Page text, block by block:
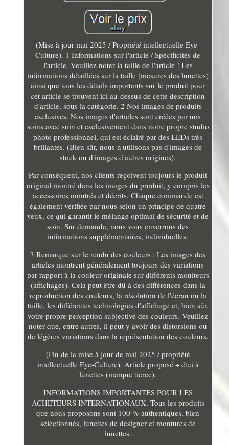
(Mise à jour mai 2025 / Propriété intellectuelle Eye-
Culture). 1 Informations sur l'article / Spécificités de
l'article. Veuillez noter la taille de l'article ! Les
informations détaillées sur la taille (mesures des lunettes)
ainsi que tous les détails importants sur le produit pour
cet article se trouvent ici au-dessus de cette description
d'article, sous la catégorie. 2 Nos images de produits
exclusives. Nos images d'articles sont créées par nos
soins avec soin et exclusivement dans notre propre studio
photo professionnel, qui est éclairé par des LEDs très
brillantes. (Bien sûr, nous n'utilisons pas d'images de
stock ou d'images d'autres origines).
Par conséquent, nos clients reçoivent toujours le produit
original montré dans les images du produit, y compris les
accessoires montrés et décrits. Chaque commande est
également vérifiée par nous selon un principe de quatre
yeux, ce qui garantit le mélange optimal de sécurité et de
soin. Sur demande, nous vous enverrons des
informations supplémentaires, individuelles.
3 Remarque sur le rendu des couleurs : Les images des
articles montrent généralement toujours des variations
par rapport à la couleur originale sur différents moniteurs
(affichages). Cela peut être dû à des différences dans la
reproduction des couleurs, la résolution de l'écran ou la
taille, les différentes technologies d'affichage et, bien sûr,
votre propre perception subjective des couleurs. Veuillez
noter que, entre autres, il peut y avoir des distorsions ou
de légères variations dans la représentation des couleurs.
(Fin de la mise à jour de mai 2025 / propriété
intellectuelle Eye-Culture). Article proposé + étui à
lunettes (marque tierce).
INFORMATIONS IMPORTANTES POUR LES
ACHETEURS INTERNATIONAUX. Tous les produits
que nous proposons sont 100 % authentiques, bien
sélectionnés, lunettes de designer et montures de
lunettes.